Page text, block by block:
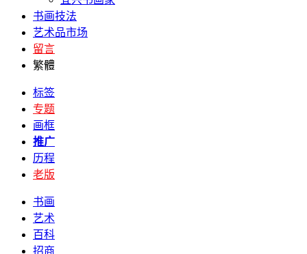
书画技法
艺术品市场
留言
繁體
标签
专题
画框
推广
历程
老版
书画
艺术
百科
招商